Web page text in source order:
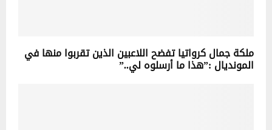
ملكة جمال كرواتيا تفضح اللاعبين الذين تقربوا منها في
المونديال :”هذا ما أرسلوه لي..”